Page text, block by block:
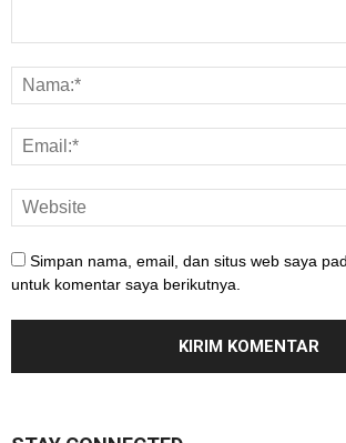
Simpan nama, email, dan situs web saya
untuk komentar saya berikutnya.